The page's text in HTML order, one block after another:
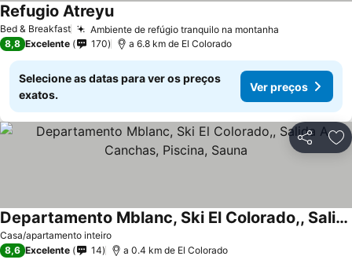
Bed & Breakfast Ambiente de refúgio tranquilo na montanha
Refugio AtreyuVer preços
8,8 Excelente 170 a 6.8 km de El Colorado
Selecione as datas para ver os preços
exatos.
Ver preços
Partilhar
Casa/apartamento inteiro
Departamento Mblanc, Ski El Colorado,, Salida A Canchas, Piscina, Sauna
Ver preços
8,6 Excelente 14 a 0.4 km de El Colorado